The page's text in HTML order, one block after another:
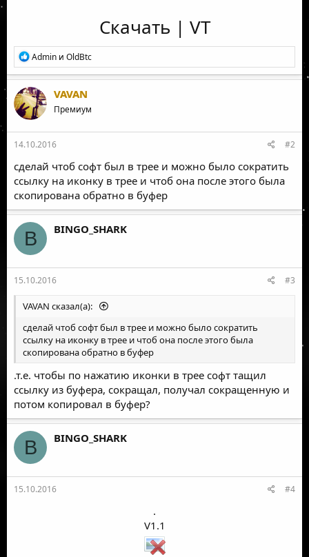
Скачать | VT
Р
е
а
к
ц
и
и
:
Admin и OldBtc
VAVAN
Премиум
14.10.2016 #2
сделай чтоб софт был в трее и можно было сократить
ссылку на иконку в трее и чтоб она после этого была
скопирована обратно в буфер
B BINGO_SHARK
15.10.2016 #3
VAVAN сказал(а):
сделай чтоб софт был в трее и можно было сократить
ссылку на иконку в трее и чтоб она после этого была
скопирована обратно в буфер
.т.е. чтобы по нажатию иконки в трее софт тащил
ссылку из буфера, сокращал, получал сокращенную и
потом копировал в буфер?
B BINGO_SHARK
15.10.2016 #4
.
V1.1